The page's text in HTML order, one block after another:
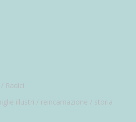
Radici
illustri reincarnazione
storia